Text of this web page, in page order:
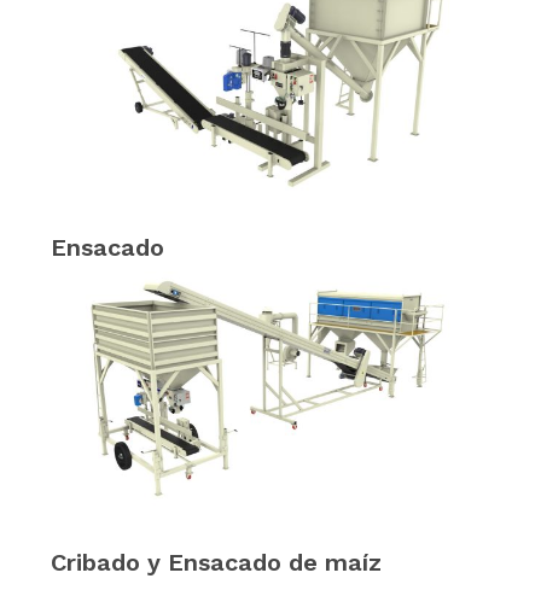
Ensacado
Cribado y Ensacado de maíz